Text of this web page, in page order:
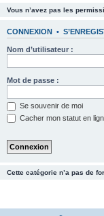
Vous n’avez pas les
CONNEXION •
Nom d’utilisateur :
Mot de passe :
Se souvenir de moi
Cacher mon statut en
Cette catégorie n’a pas de